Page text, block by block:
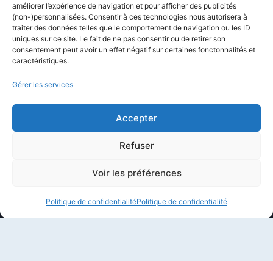
améliorer l’expérience de navigation et pour afficher des publicités
(non-)personnalisées. Consentir à ces technologies nous autorisera à
traiter des données telles que le comportement de navigation ou les ID
uniques sur ce site. Le fait de ne pas consentir ou de retirer son
consentement peut avoir un effet négatif sur certaines fonctonnalités et
caractéristiques.
Gérer les services
Accepter
Refuser
Voir les préférences
Politique de confidentialitéPolitique de confidentialité
Newsletter
Équipe éditoriale
Politique éditoriale
Méthodologie de test
Transparence et affiliation
CritiquePlus dans les médias
Contactez-nous
À propos de CritiquePlus